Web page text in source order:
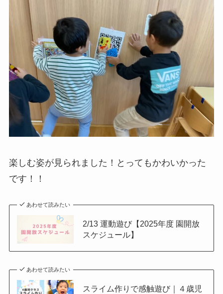
楽しむ姿が見られました！とってもかわいかった
です！！
あわせて読みたい
2/13 運動遊び【2025年度 園開放
スケジュール】
あわせて読みたい
スライム作りで感触遊び｜４歳児